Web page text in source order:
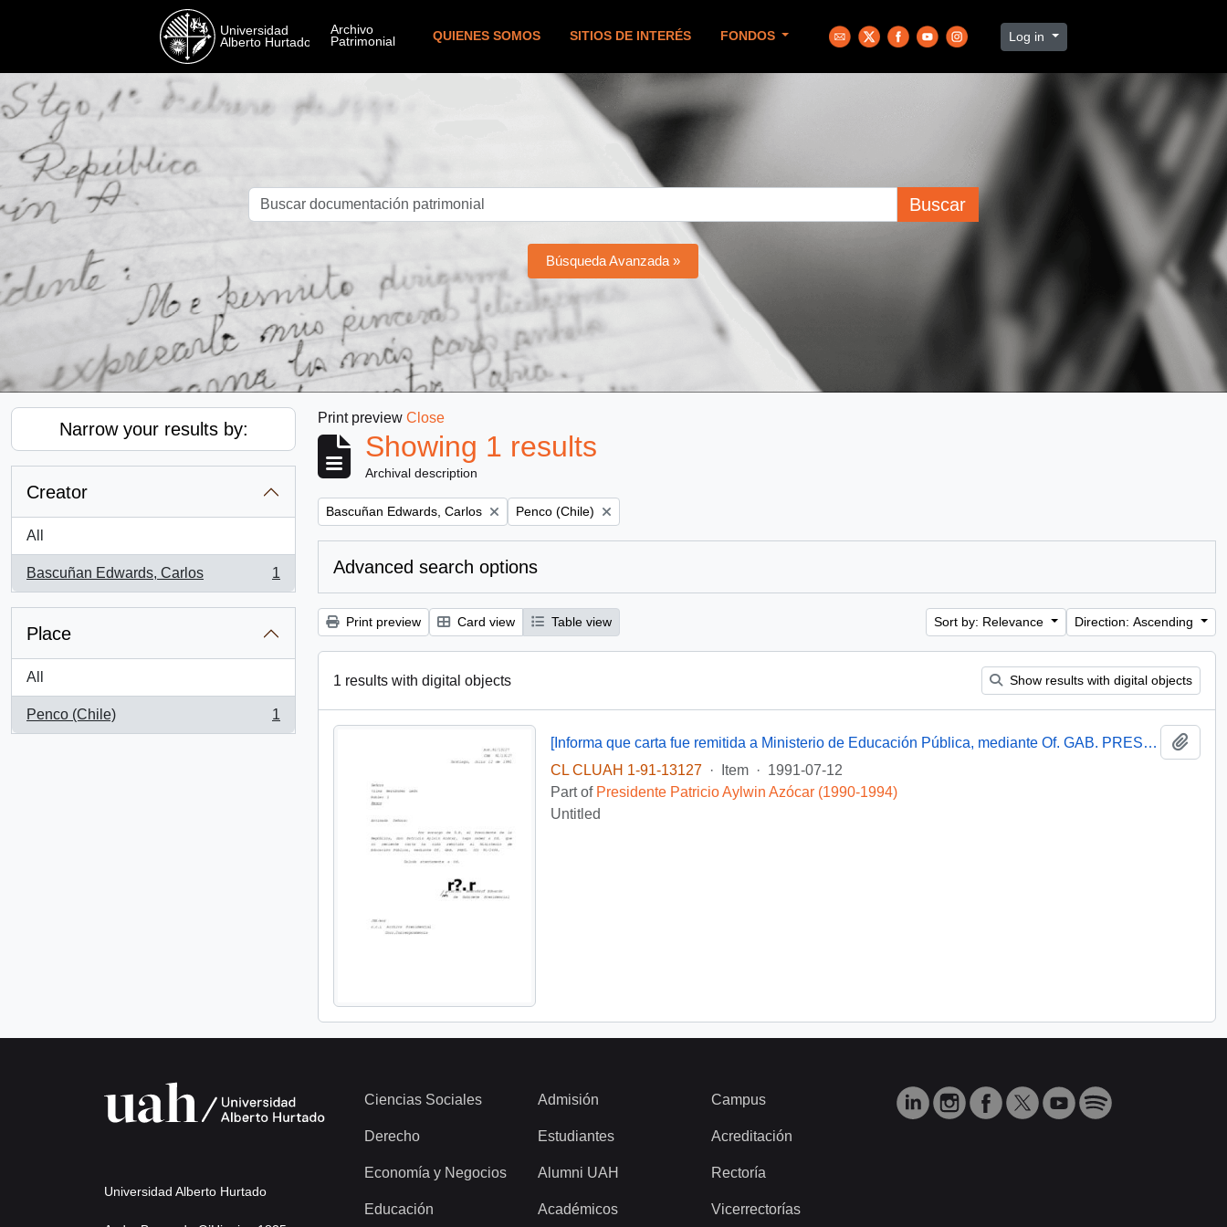
QUIENES SOMOS SITIOS DE INTERÉS FONDOS Log in
Buscar
Búsqueda Avanzada »
Narrow your results by:
Creator
All
Bascuñan Edwards, Carlos
, 1 results
1
Place
All
Penco (Chile)
, 1 results
1
Print preview Close
Showing 1 results
Archival description
Remove filter:
Bascuñan Edwards, Carlos Remove filter:
Penco (Chile)
Advanced search options
Print preview Card view Table view Sort by: Relevance Direction: Ascending
1 results with digital objects Show results with digital objects
[Informa que carta fue remitida a Ministerio de Educación Pública, mediante Of. GAB. PRES. (0) 91/2438]
CL CLUAH 1-91-13127
· Item · 1991-07-12
Part of Presidente Patricio Aylwin Azócar (1990-1994)
Untitled
Universidad Alberto Hurtado
Ciencias Sociales
Derecho
Economía y Negocios
Educación
Admisión
Estudiantes
Alumni UAH
Académicos
Campus
Acreditación
Rectoría
Vicerrectorías